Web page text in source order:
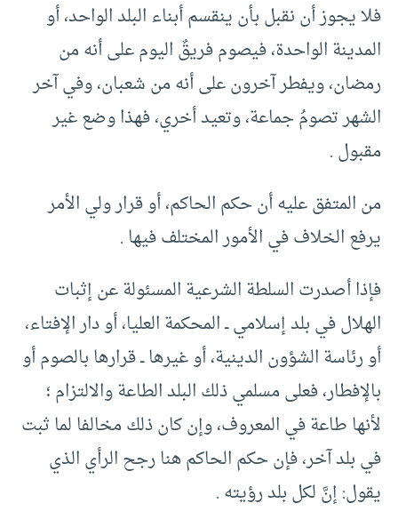
فلا يجوز أن نقبل بأن ينقسم أبناء البلد الواحد، أو
المدينة الواحدة، فيصوم فريقٌ اليوم على أنه من
رمضان، ويفطر آخرون على أنه من شعبان، وفي آخر
الشهر تصومُ جماعة، وتعيد أخري، فهذا وضع غير
مقبول .
من المتفق عليه أن حكم الحاكم، أو قرار ولي الأمر
يرفع الخلاف في الأمور المختلف فيها .
فإذا أصدرت السلطة الشرعية المسئولة عن إثبات
الهلال في بلد إسلامي ــ المحكمة العليا، أو دار الإفتاء،
أو رئاسة الشؤون الدينية، أو غيرها ــ قرارها بالصوم أو
بالإفطار، فعلى مسلمي ذلك البلد الطاعة والالتزام ؛
لأنها طاعة في المعروف، وإن كان ذلك مخالفا لما ثبت
في بلد آخر، فإن حكم الحاكم هنا رجح الرأي الذي
يقول: إنَّ لكل بلد رؤيته .